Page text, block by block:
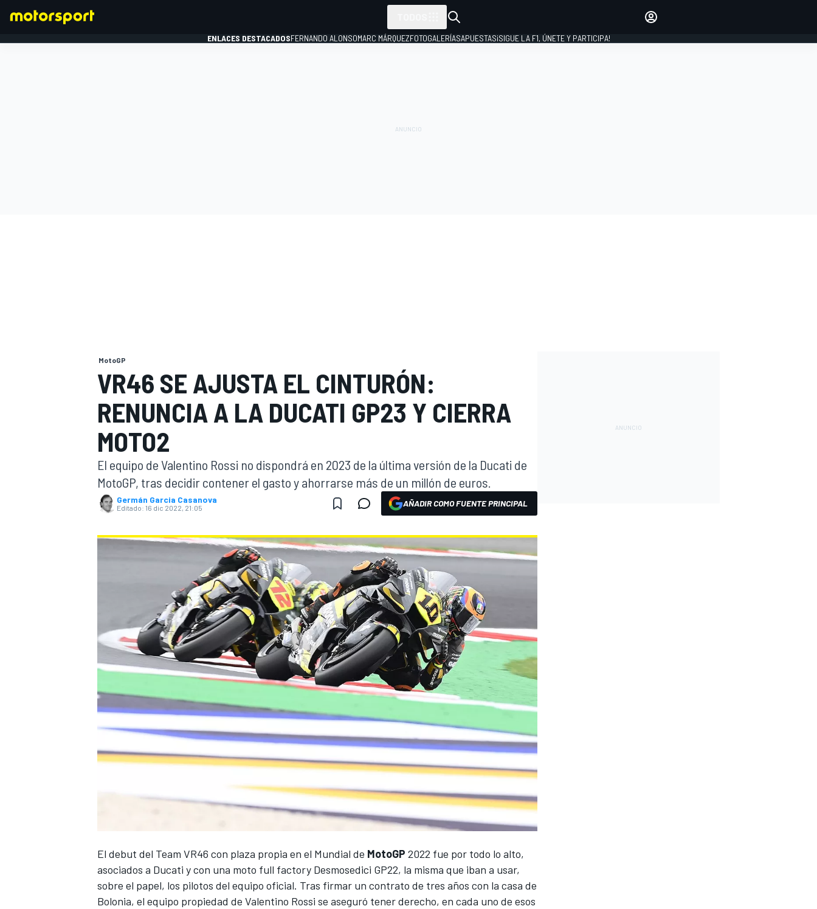
WEC FÓRMULA E
ENLACES DESTACADOSFERNANDO ALONSOMARC MÁRQUEZFOTOGALERÍASAPUESTAS¡SIGUE LA F1, ÚNETE Y PARTICIPA!
MotoGP
VR46 SE AJUSTA EL CINTURÓN:
RENUNCIA A LA DUCATI GP23 Y CIERRA
MOTO2
El equipo de Valentino Rossi no dispondrá en 2023 de la última versión de la Ducati de
MotoGP, tras decidir contener el gasto y ahorrarse más de un millón de euros.
Germán Garcia Casanova
Editado: 16 dic 2022, 21:05 AÑADIR COMO FUENTE PRINCIPAL
El debut del Team VR46 con plaza propia en el Mundial de MotoGP 2022 fue por todo lo alto,
asociados a Ducati y con una moto full factory Desmosedici GP22, la misma que iban a usar,
sobre el papel, los pilotos del equipo oficial. Tras firmar un contrato de tres años con la casa de
Bolonia, el equipo propiedad de Valentino Rossi se aseguró tener derecho, en cada uno de esos